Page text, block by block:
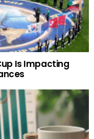
Is Impacting